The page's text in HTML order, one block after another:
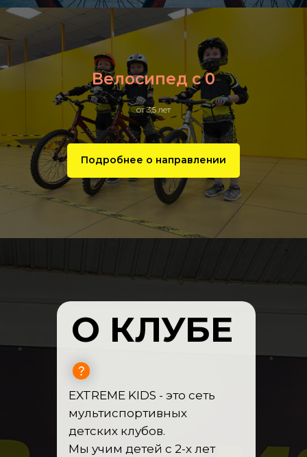
Велосипед с 0
от 3,5 лет
Подробнее о направлении
О КЛУБЕ
EXTREME KIDS - это сеть
мультиспортивных
детских клубов.
Мы учим детей с 2-х лет